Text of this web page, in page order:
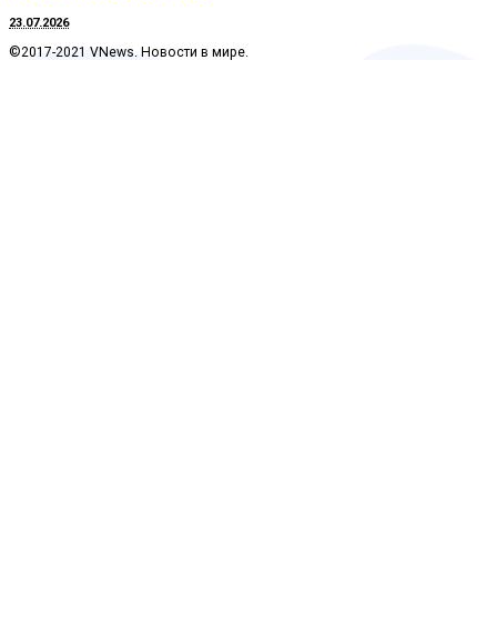
23.07.2026
©2017-2021 VNews. Новости в мире.